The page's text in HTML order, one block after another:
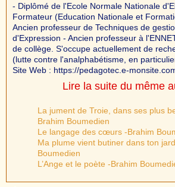
- Diplômé de l'Ecole Normale Nationale
Formateur (Education Nationale et
Ancien professeur de Techniques de
d'Expression - Ancien professeur à
de collège. S'occupe actuellement de
(lutte contre l'analphabétisme, en
Site Web : https://pedagotec.e-
Lire la suite du même
La jument de Troie, dans ses plus
Brahim Boumedien
Le langage des cœurs -Brahim
Ma plume vient butiner dans ton
Boumedien
L’Ange et le poète -Brahim